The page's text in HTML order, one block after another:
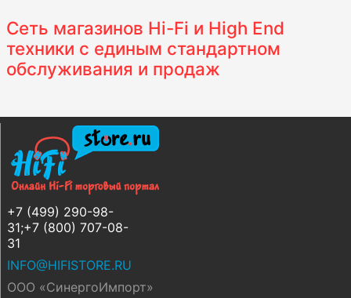
Сеть магазинов Hi-Fi и High End
техники с единым стандартном
обслуживания и продаж
+7 (499) 290-98-
31;+7 (800) 707-08-
31
INFO@HIFISTORE.RU
ООО «СинергоИмпорт»